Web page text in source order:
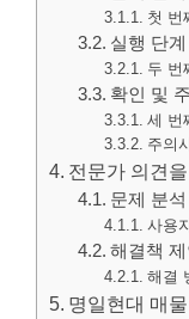
첫 번
실행 단계
두 번
확인 및
세 번
주의
전문가 의견
문제 분석
사용
해결책
해결
명일현대 매